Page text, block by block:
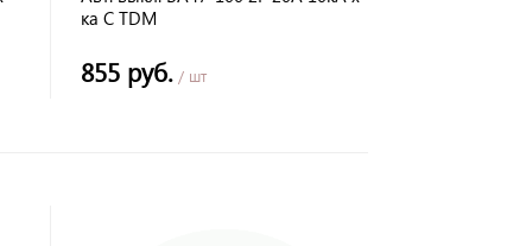
ка С TDM
855 руб. / шт